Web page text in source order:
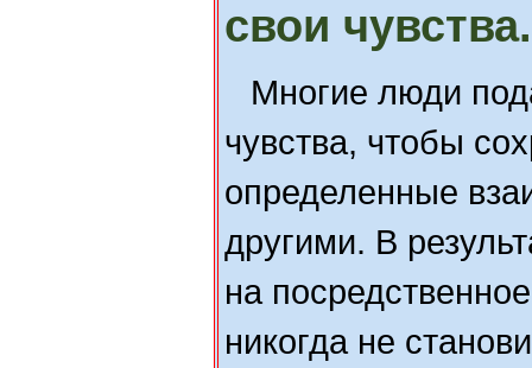
свои чувства.
Многие люди
чувства, чтобы
определенные
другими. В
на
никогда не